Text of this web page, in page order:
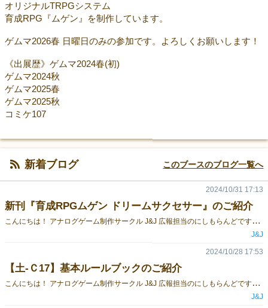
オリジナルTRPGシステム
育成RPG『ムゲン』を制作しています。
ゲムマ2026春 日曜日のみの参加です。よろしくお願いします！
《出展歴》ゲムマ2024春(初)
ゲムマ2024秋
ゲムマ2025春
ゲムマ2025秋
コミケ107
新着ブログ このブースのブログ一覧へ
新刊『育成RPGムゲン ドリームサクセサー』のご紹介
こ
んにちは！ アナログゲーム制作サークル J&J 広報担当のにしもらんどです。 さて、今度こそ！ 今回の新刊である『育成RPGムゲン 拡張ルールブック ドリームサクセサー』の紹介をさせていただきます。 こちらの拡張ルールブックは、既刊である『育成RPG ムゲン』基本ルールブックが必須となります。基本ルールブックって一体なんだ？という方は是非過去のゲムマブログをご覧下さい。 今回の新刊では ・新種族の追加 ・《“夢”の継承》システムの導入 ・NPCや世界観の増補 ・新たなサンプルシナリオ などを掲載する予定です。 ・新種族の追加 今までの ドラゴン種 ビースト種 プラント種 に加え、新たに とにかく頑丈でダイナミック！無機物や人工物などの姿をした『ゴーレム種』 誰よりも速く、遠く、高く……。主に鳥類など、翼をもつ生き物たちの姿をした『ウィング種』 人間と非常に近い姿をしており、アイテムや武器を扱うことが得意な『ネイバー種』 以上の3種族が追加されます！ もちろん、種族ごとの新たなスキルも収録していますよ。 ・“夢”の継承システムの導入 1年間の育成を終え、寿命を迎えたムゲンたちから“夢”を託される事ができるようになりました。 深い絆を結んだムゲンから“夢”を託されたエングレイバーは、その“夢”を受け継いだムゲンと出会い、再び新たな物語を紡ぐことができます。継承した数に応じて、キャラクター作成時のボーナスもありますよ！ ・NPCや世界観の増補 基本ルールブックに登場したNPCやハーモニックアカデミーのあるローネス地方など、『育成RPG ムゲン』を構成する世界が大幅に増補されます。 キャラクターの立ち絵やマップなどをイラストレーターさんにお願いして、とっても素敵に仕上げて頂きました。どうぞお楽しみに。 ・新たなサンプルシナリオ 今回の拡張ルールブックにて追加された要素を存分にお楽しみいただける、新たなサンプルシナリオを2本ご用意しました。どんな内容かは、ぜひその目で確かめてみてください。 さあ、ここまで拡張ルールブックのご紹介を簡単にさせていただきました。もちろんこれだけではありません。ここには書ききれないほど沢山の追加要素が目白押しな1冊となっております。 改めてお伝えしますと、今回の新刊である『育成RPGムゲン 拡張ルールブック ドリームサクセサー』は 既刊「育成RPG ムゲン」基本ルールブックが必須となります。 ぜひ、【土-Ｃ17】ブースにお立ち寄りの際は「ムゲン」の世界をお手に取ってご覧下さい。
2024/10/31 17:13
J&J
【土-Ｃ17】基本ルールブックのご紹介
こ
んにちは！ アナログゲーム制作サークル J&J 広報担当のにしもらんどです。 今回の新刊である『育成RPGムゲン 拡張ルールブック ドリームサクセサー』の紹介を。 と、言いたいところなのですが、 実はこちら『拡張』なので、本TRPGで遊んでいただくためには 『基本ルールブック』が必須となります。 ということでまずは、改めて『育成RPG ムゲン』基本ルールブックについてご紹介させてください！ 【商品情報】 制作：J&J (ゲーム制作サークル) 参加ジャンル：TRPG 参加日：11月16日 (ゲームマーケット2024秋 土曜日のみ)【土-Ｃ17】 作品名：『育成RPG ムゲン』 ムゲンとは、『幻素』と呼ばれる仮想粒子によって構成された不思議な生命体。 あなたは「ムゲンの存在を人々の心に刻む」という役割をもった『刻む者(エングレイバー)』や『ムゲン』自身となり、様々なセッションを行うことが出来ます。 共に食事をしたり、仕事をしたり、修行で鍛えたり、遊びを通して絆を深めたり……。育成方法は多岐にわたります。 あなたの想い描くキャラクターたちは、どんな物語を紡いでいくのでしょうか。 準備するものはこの基本ルールブックと、6面ダイス2個だけ！それだけですぐに遊べてしまうのもこのTRPGの魅力です。 サンプルシナリオ付きのルールブックは ゲームマーケット価格 3000円で販売予定です。是非お手にとってご覧ください！ 次回のブログでは『拡張ルールブック』について詳しくご紹介したいと思います。 続報を、待て！ 《X》 https://twitter.com/J_and_J_trpg
2024/10/28 17:53
J&J